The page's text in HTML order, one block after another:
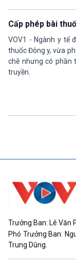
Cấp phép bài
VOV1 - Ngành y tế
thuốc Đông y, vừa
chẽ nhưng có phần
truyền.
Trưởng Ban: Lê Văn
Phó Trưởng Ban:
Trung Dũng.